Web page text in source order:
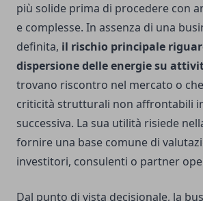
più solide prima di procedere con
e complesse. In assenza di una
definita, il rischio principale
dispersione delle energie su
trovano riscontro nel mercato o
criticità strutturali non affrontabili
successiva. La sua utilità risiede
fornire una base comune di
investitori, consulenti o partner
Dal punto di vista decisionale, la